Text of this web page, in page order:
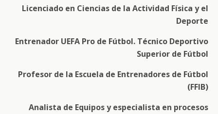
Licenciado en Ciencias de la Actividad Física y el
Deporte
Entrenador UEFA Pro de Fútbol. Técnico Deportivo
Superior de Fútbol
Profesor de la Escuela de Entrenadores de Fútbol
(FFIB)
Analista de Equipos y especialista en procesos